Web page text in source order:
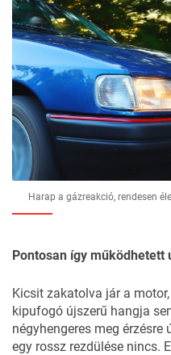
Harap a gázreakció, rendesen
Pontosan így működhetett
Kicsit zakatolva jár a
kipufogó újszerű hangja
négyhengeres meg
egy rossz rezdülése nincs.